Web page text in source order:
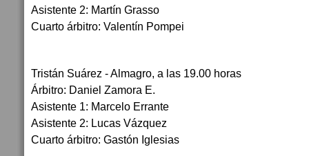
Asistente 2: Martín Grasso
Cuarto árbitro: Valentín Pompei
Tristán Suárez - Almagro, a las 19.00 horas
Árbitro: Daniel Zamora E.
Asistente 1: Marcelo Errante
Asistente 2: Lucas Vázquez
Cuarto árbitro: Gastón Iglesias